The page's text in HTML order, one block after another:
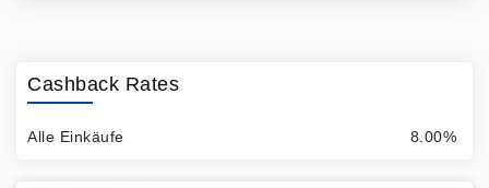
Cashback Rates
Alle Einkäufe 8.00%